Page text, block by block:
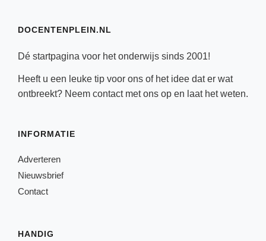
DOCENTENPLEIN.NL
Dé startpagina voor het onderwijs sinds 2001!
Heeft u een leuke tip voor ons of het idee dat er wat
ontbreekt? Neem contactmet ons op en laat het weten.
INFORMATIE
Adverteren
Nieuwsbrief
Contact
HANDIG